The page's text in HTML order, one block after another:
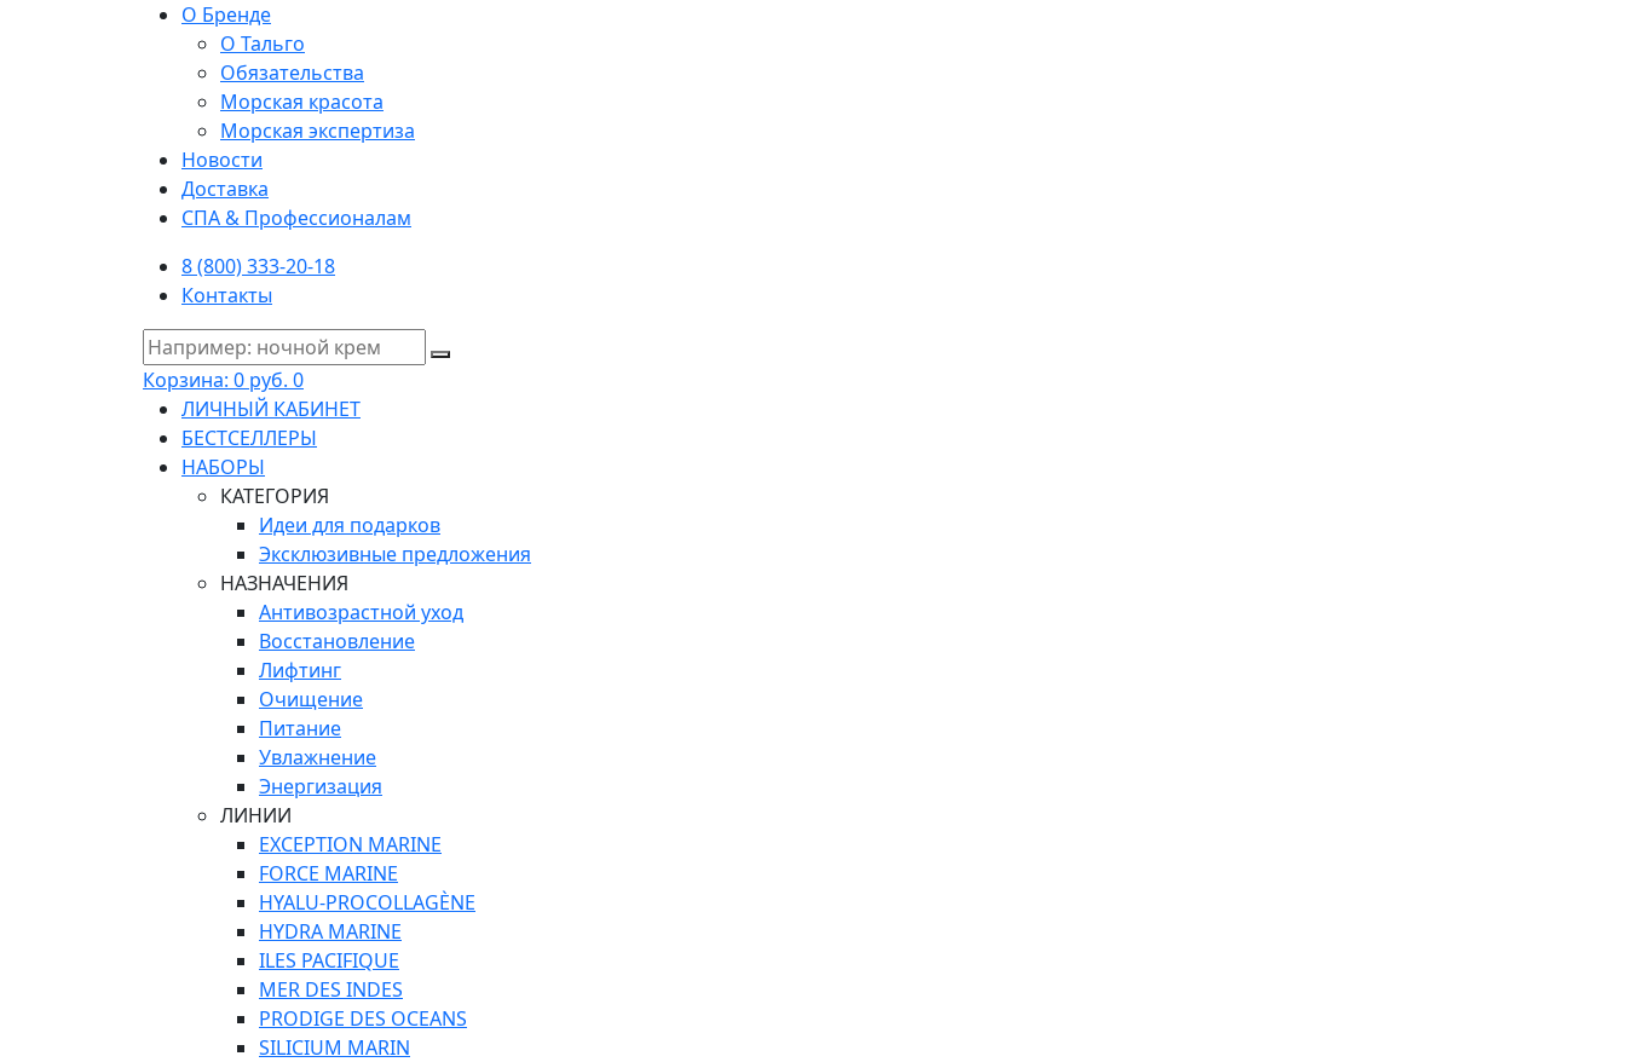
О Бренде
О Тальго
Обязательства
Морская красота
Морская экспертиза
Новости
Доставка
СПА & Профессионалам
8 (800) 333-20-18
Контакты
Корзина: 0 руб. 0
ЛИЧНЫЙ КАБИНЕТ
БЕСТСЕЛЛЕРЫ
НАБОРЫ
КАТЕГОРИЯ
Идеи для подарков
Эксклюзивные предложения
НАЗНАЧЕНИЯ
Антивозрастной уход
Восстановление
Лифтинг
Очищение
Питание
Увлажнение
Энергизация
ЛИНИИ
EXCEPTION MARINE
FORCE MARINE
HYALU-PROCOLLAGÈNE
HYDRA MARINE
ILES PACIFIQUE
MER DES INDES
PRODIGE DES OCEANS
SILICIUM MARIN